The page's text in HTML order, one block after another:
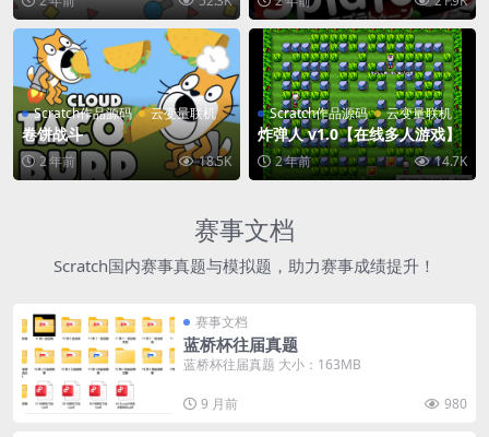
Scratch作品源码 云变量联机
卷饼战斗
2 年前 18.5K
Scratch作品源码 云变量联机
炸弹人 v1.0【在线多人游戏】
2 年前 14.7K
赛事文档
Scratch国内赛事真题与模拟题，助力赛事成绩提升！
赛事文档
蓝桥杯往届真题
蓝桥杯往届真题 大小：163MB
9 月前 980